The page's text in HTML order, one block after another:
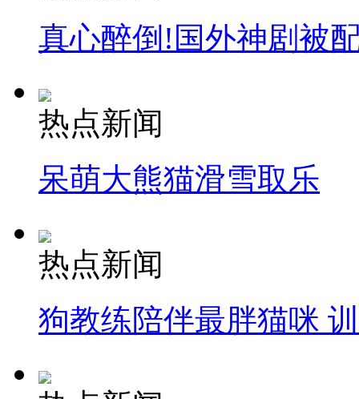
真心醉倒!国外神剧被
热点新闻
呆萌大熊猫滑雪取乐
热点新闻
狗教练陪伴最胖猫咪